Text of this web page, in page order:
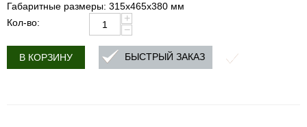
Габаритные размеры: 315x465x380 мм
Кол-во:
+
−
В КОРЗИНУ БЫСТРЫЙ ЗАКАЗ